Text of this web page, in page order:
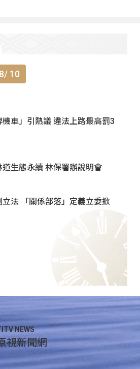
10
機車」引熱議 違法上路最高罰3
道生態永續 林保署辦說明會
法 「關係部落」定義立委掀
NEWS
視新聞網